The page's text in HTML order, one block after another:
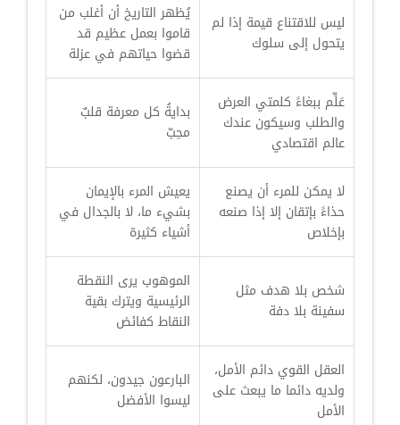
ليس للاقتناع قيمة إذا لم
يتحول إلى سلوك
يُظهر التاريخ أن أغلب من
قاموا بعمل عظيم قد
قضوا حياتهم في عزلة
عَلِّم ببغاءً كلمتي العرض
والطلب وسيكون عندك
عالم اقتصادي
بدايةُ كل معرفة قلبٌ
محِبّ
لا يمكن للمرء أن يصنع
حذاءً بإتقان إلا إذا صنعه
بإخلاص
يعيش المرء بالإيمان
بشيء ما، لا بالجدال في
أشياء كثيرة
شخص بلا هدف مثل
سفينة بلا دفة
الموهوب يرى النقطة
الرئيسية ويترك بقية
النقاط كفائض
العقل القوي دائم الأمل،
ولديه دائما ما يبعث على
الأمل
البارعون جيدون، لكنهم
ليسوا الأفضل